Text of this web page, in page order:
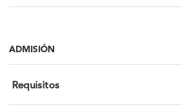
ADMISIÓN
Requisitos